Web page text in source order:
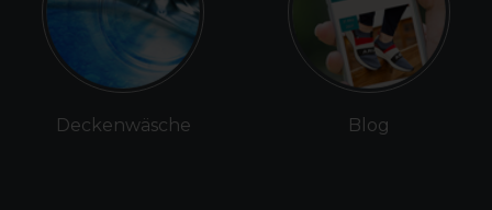
Deckenwäsche Blog